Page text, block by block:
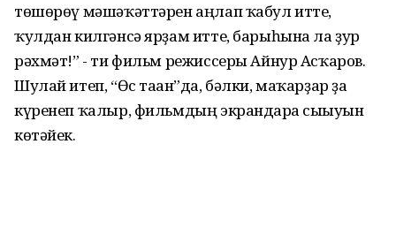
төшөрөү мәшәҡәттәрен аңлап ҡабул итте,
ҡулдан килгәнсә ярҙам итте, барыһына ла ҙур
рәхмәт!” - ти фильм режиссеры Айнур Асҡаров.
Шулай итеп, “Өс таған”да, бәлки, маҡарҙар ҙа
күренеп ҡалыр, фильмдың экрандарға сығыуын
көтәйек.